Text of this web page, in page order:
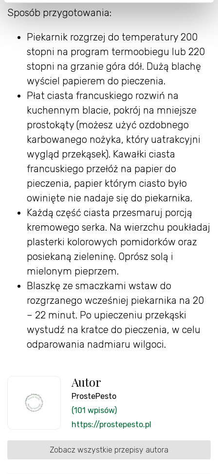
Sposób przygotowania:
Piekarnik rozgrzej do temperatury 200
stopni na program termoobiegu lub 220
stopni na grzanie góra dół. Dużą blachę
wyściel papierem do pieczenia.
Płat ciasta francuskiego rozwiń na
kuchennym blacie, pokrój na mniejsze
prostokąty (możesz użyć ozdobnego
karbowanego nożyka, który uatrakcyjni
wygląd przekąsek). Kawałki ciasta
francuskiego przełóż na papier do
pieczenia, papier którym ciasto było
owinięte nie nadaje się do piekarnika.
Każdą część ciasta przesmaruj porcją
kremowego serka. Na wierzchu poukładaj
plasterki kolorowych pomidorków oraz
posiekaną zieleninę. Oprósz solą i
mielonym pieprzem.
Blaszkę ze smaczkami wstaw do
rozgrzanego wcześniej piekarnika na 20
– 22 minut. Po upieczeniu przekąski
wystudź na kratce do pieczenia, w celu
odparowania nadmiaru wilgoci.
Autor
ProstePesto
(101 wpisów)
https://prostepesto.pl
Zobacz wszystkie przepisy autora